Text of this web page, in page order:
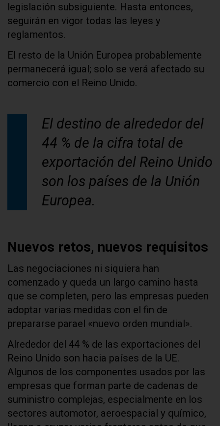
legislación subsiguiente. Hasta entonces,
seguirán en vigor todas las leyes y
reglamentos.
El resto de la Unión Europea probablemente
permanecerá igual; solo se verá afectado su
comercio con el Reino Unido.
El destino de alrededor del
44 % de la cifra total de
exportación del Reino Unido
son los países de la Unión
Europea.
Nuevos retos, nuevos requisitos
Las negociaciones ni siquiera han
comenzado y queda un largo camino hasta
que se completen, pero las empresas pueden
adoptar varias medidas con el fin de
prepararse parael «nuevo orden mundial».
Alrededor del 44 % de las exportaciones del
Reino Unido son hacia países de la UE.
Algunos de los componentes usados por las
empresas que forman parte de cadenas de
suministro complejas, especialmente en los
sectores automotor, aeroespacial y químico,